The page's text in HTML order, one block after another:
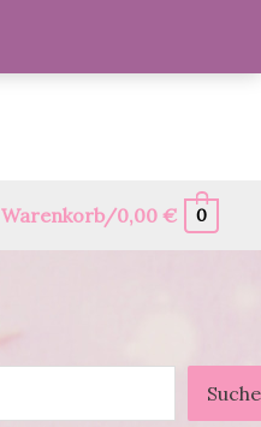
Warenkorb/0,00€ 0